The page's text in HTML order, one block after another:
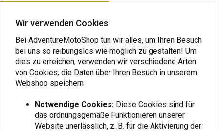
- CNC-gefrästes Aluminium mit schwarzem Kunststoff-Finish
- Abstand zwischen den Löchern: 38,9
- 30 mm Anstieg
Download Handbuch
Lesen Sie mehr
(0 reviews)
Wir verwenden Cookies!
Bei AdventureMotoShop tun wir alles, um Ihren Besuch
bei uns so reibungslos wie möglich zu gestalten! Um
dies zu erreichen, verwenden wir verschiedene Arten
von Cookies, die Daten über Ihren Besuch in unserem
Webshop speichern
Notwendige Cookies: Diese Cookies sind für
das ordnungsgemäße Funktionieren unserer
Website unerlässlich, z. B. für die Aktivierung der